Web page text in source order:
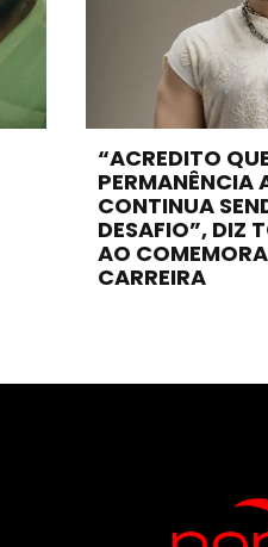
“ACREDITO
PERMANÊNCIA
CONTINUA
DESAFIO”, DIZ
AO
CARREIRA